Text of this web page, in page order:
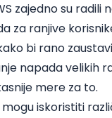
zajedno su
za ranjive
bi rano
napada velikih
mere za to.
iskoristiti